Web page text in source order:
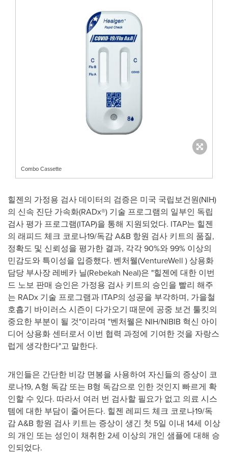
Combo Cassette
힐젠의 가정용 검사 데이터의 검증은 미국 국립보건원(NIH)
의 신속 진단 가속화(RADx®) 기술 프로그램의 일부인 독립
검사 평가 프로그램(ITAP)을 통해 지원되었다. ITAP는 힐젠
의 래피드 체크 코로나19/독감 A&B 항원 검사 키트의 품질,
정확도 및 신뢰성을 평가한 결과, 각각 90%와 99% 이상의
민감도와 특이성을 입증했다. 벤처웰(VentureWell ) 상용화
담당 부사장 레베카 닐(Rebekah Neal)은 "힐젠에 대한 이번
드 노보 판매 승인은 가정용 검사 키트의 승인을 빨리 해주
는 RADx 기술 프로그램과 ITAP의 성공을 부각하며, 가을철
호흡기 바이러스 시즌이 다가오기 때문에 공중 보건 툴킷의
중요한 부분이 될 것"이라며 "벤처웰은 NIH/NIBIB 혁신 아이
디어 상용화 센터로서 이번 협력 과정에 기여한 것을 자랑스
럽게 생각한다"고 말한다.
개인들은 간단한 비강 면봉을 사용하여 자신들의 증상이 코
로나19, A형 독감 또는 B형 독감으로 인한 것인지 빠르게 확
인할 수 있다. 따라서 여러 번 검사할 필요가 없고 의료 시스
템에 대한 부담이 줄어든다. 힐젠 레피드 체크 코로나19/독
감 A&B 항원 검사 키트는 증상이 생긴 첫 5일 이내 14세 이상
의 개인 또는 성인이 채취한 2세 이상의 개인 샘플에 대해 승
인되었다.